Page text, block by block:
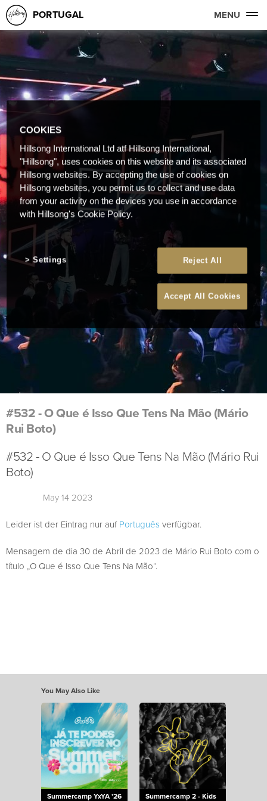
PORTUGAL MENU
#532 - O Que é Isso Que Tens Na Mão (Mário
Rui Boto)
#532 - O Que é Isso Que Tens Na Mão (Mário Rui
Boto)
May 14 2023
Leider ist der Eintrag nur aufPortuguês verfügbar.
Mensagem de dia 30 de Abril de 2023 de Mário Rui Boto com o
título „O Que é Isso Que Tens Na Mão“.
You May Also Like
Summercamp YxYA '26
Summercamp 2 - Kids
COOKIES
Hillsong International Ltd atf Hillsong International,
"Hillsong", uses cookies on this website and its associated
Hillsong websites. By accepting the use of cookies on
Hillsong websites, you permit us to collect and use data
from your activity on the devices you use in accordance
with Hillsong's Cookie Policy.
Reject All
Accept All Cookies
Settings